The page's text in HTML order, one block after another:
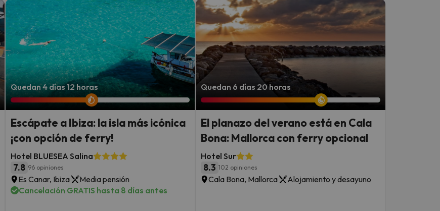
Quedan 4 días 12 horas
Escápate a Ibiza: la isla más icónica
¡con opción de ferry!
Hotel BLUESEA Salina
7.8 96 opiniones
Es Canar, Ibiza
Media pensión
Cancelación GRATIS hasta 8 días antes
Quedan 6 días 20 horas
El planazo del verano está en Cala
Bona: Mallorca con ferry opcional
Hotel Sur
8.3 102 opiniones
Cala Bona, Mallorca Alojamiento y desayuno